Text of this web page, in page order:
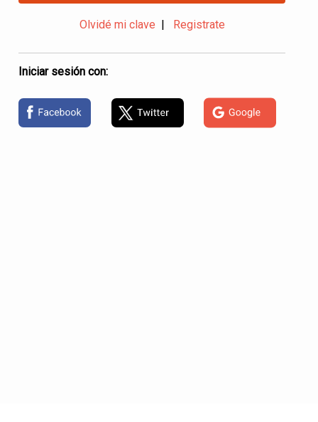
Olvidé mi clave Registrate
Iniciar sesión con: